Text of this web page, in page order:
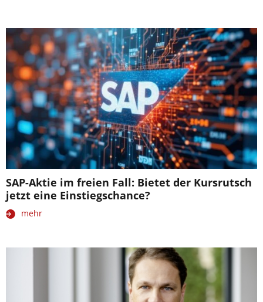
SAP-Aktie im freien Fall: Bietet der Kursrutsch
jetzt eine Einstiegschance?
mehr